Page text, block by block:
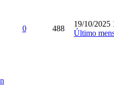
0 488
19/10/2025
Último